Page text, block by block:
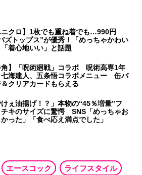
ニクロ】1枚でも重ね着でも…990円
ズトップス”が優秀！「めっちゃかわい
着心地いい」と話題
角】「呪術廻戦」コラボ 呪術高専1年
七海建人、五条悟コラボメニュー 缶バ
＆クリアカードもらえる
けぇ油揚げ！？」本物の“45％増量”フ
チキのサイズに驚愕 SNS「めっちゃお
った」「食べ応え満点でした」
エースコック ライフスタイル